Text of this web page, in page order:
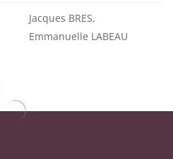
Jacques BRES,
Emmanuelle LABEAU